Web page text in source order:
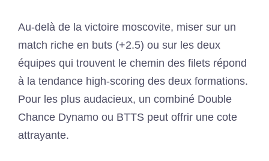
Au-delà de la victoire moscovite, miser sur un
match riche en buts (+2.5) ou sur les deux
équipes qui trouvent le chemin des filets répond
à la tendance high-scoring des deux formations.
Pour les plus audacieux, un combiné Double
Chance Dynamo ou BTTS peut offrir une cote
attrayante.